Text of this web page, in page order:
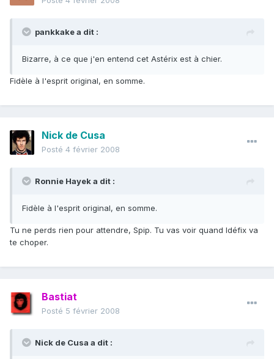
pankkake a dit :
Bizarre, à ce que j'en entend cet Astérix est à chier.
Fidèle à l'esprit original, en somme.
Nick de Cusa
Posté 4 février 2008
Ronnie Hayek a dit :
Fidèle à l'esprit original, en somme.
Tu ne perds rien pour attendre, Spip. Tu vas voir quand Idéfix va
te choper.
Bastiat
Posté 5 février 2008
Nick de Cusa a dit :